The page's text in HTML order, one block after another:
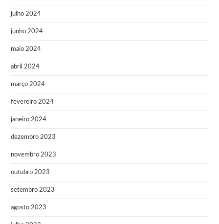
julho 2024
junho 2024
maio 2024
abril 2024
março 2024
fevereiro 2024
janeiro 2024
dezembro 2023
novembro 2023
outubro 2023
setembro 2023
agosto 2023